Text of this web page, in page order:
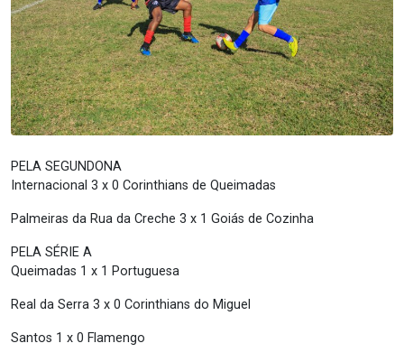
PELA SEGUNDONA
Internacional 3 x 0 Corinthians de Queimadas
Palmeiras da Rua da Creche 3 x 1 Goiás de Cozinha
PELA SÉRIE A
Queimadas 1 x 1 Portuguesa
Real da Serra 3 x 0 Corinthians do Miguel
Santos 1 x 0 Flamengo